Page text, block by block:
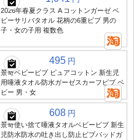
2026年春夏クラス A コットンガーゼ ベ
ビーサリバタオル 花柄の6重ビブ 男の
子・女の子用 複数色
495 円
景奇ベビービブ ピュアコットン 新生児
用唾液タオル防水ガーゼスカーフビブ ベ
ビー 男・女
608 円
景奇使い捨て唾液タオルベビービブ 新生
児防水防水の吐き出し防止ビブパッドガ